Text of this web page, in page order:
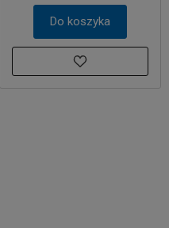
Do koszyka